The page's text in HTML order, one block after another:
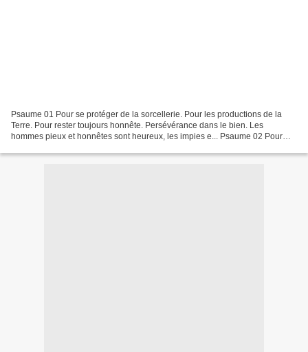
Psaume 01 Pour se protéger de la sorcellerie. Pour les productions de la
Terre. Pour rester toujours honnête. Persévérance dans le bien. Les
hommes pieux et honnêtes sont heureux, les impies e... Psaume 02 Pour